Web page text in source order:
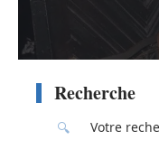
Recherche